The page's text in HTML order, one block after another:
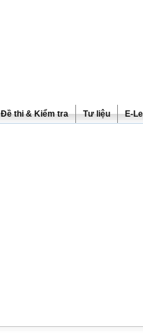
Đề thi & Kiểm tra Tư liệu E-